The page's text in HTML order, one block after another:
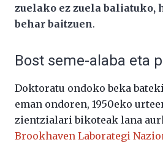
zuelako ez zuela baliatuko,
behar baitzuen.
Bost seme-alaba eta
Doktoratu ondoko beka
eman ondoren, 1950eko
zientzialari bikoteak lana
Brookhaven Laborategi